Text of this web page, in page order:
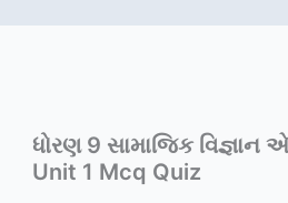
ધોરણ 9 સામાજિક
Unit 1 Mcq Quiz